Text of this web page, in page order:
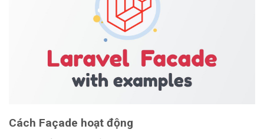
Cách Façade hoạt động